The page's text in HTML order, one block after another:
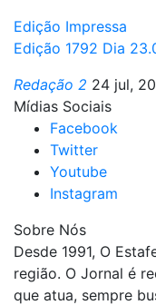
Edição Impressa
Edição 1792 Dia
Redação 2 24 jul,
Mídias Sociais
Facebook
Twitter
Youtube
Instagram
Sobre Nós
Desde 1991, O
região. O Jornal é
que atua, sempre